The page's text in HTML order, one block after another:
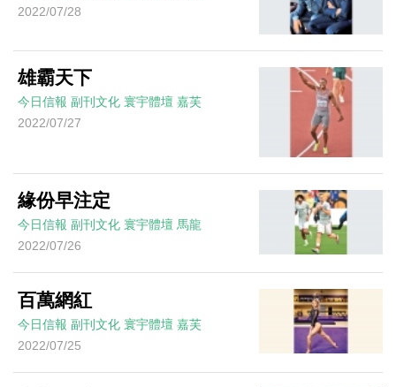
2022/07/28
雄霸天下
今日信報 副刊文化 寰宇體壇 嘉芙
2022/07/27
緣份早注定
今日信報 副刊文化 寰宇體壇 馬龍
2022/07/26
百萬網紅
今日信報 副刊文化 寰宇體壇 嘉芙
2022/07/25